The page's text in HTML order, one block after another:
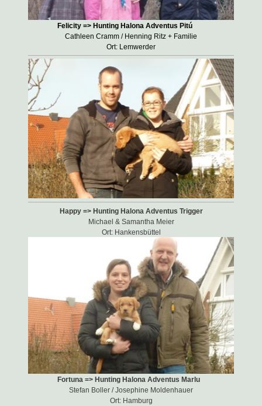
Felicity => Hunting Halona Adventus Pitú
Cathleen Cramm / Henning Ritz + Familie
Ort: Lemwerder
Happy => Hunting Halona Adventus Trigger
Michael & Samantha Meier
Ort: Hankensbüttel
Fortuna => Hunting Halona Adventus Marlu
Stefan Boller / Josephine Moldenhauer
Ort: Hamburg